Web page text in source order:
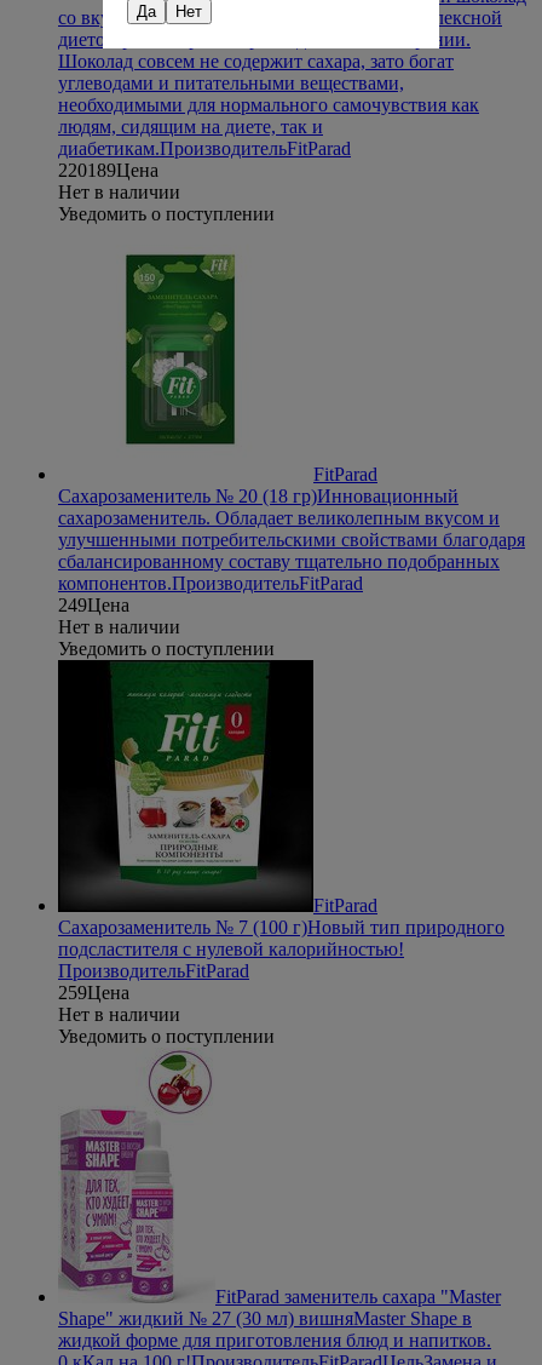
со вкусом ванили (200 гр)
Подходит для комплексной
диетотерапии при сахарном диабете и ожирении.
Шоколад совсем не содержит сахара, зато богат
углеводами и питательными веществами,
необходимыми для нормального самочувствия как
людям, сидящим на диете, так и
диабетикам.ПроизводительFitParad
220189Цена
Нет в наличии
Уведомить о поступлении
FitParad
Сахарозаменитель № 20 (18 гр)Инновационный
сахарозаменитель. Обладает великолепным вкусом и
улучшенными потребительскими свойствами благодаря
сбалансированному составу тщательно подобранных
компонентов.ПроизводительFitParad
249Цена
Нет в наличии
Уведомить о поступлении
FitParad
Сахарозаменитель № 7 (100 г)Новый тип природного
подсластителя с нулевой калорийностью!
ПроизводительFitParad
259Цена
Нет в наличии
Уведомить о поступлении
FitParad заменитель сахара "Master
Shape" жидкий № 27 (30 мл) вишняMaster Shape в
жидкой форме для приготовления блюд и напитков.
Да Нет